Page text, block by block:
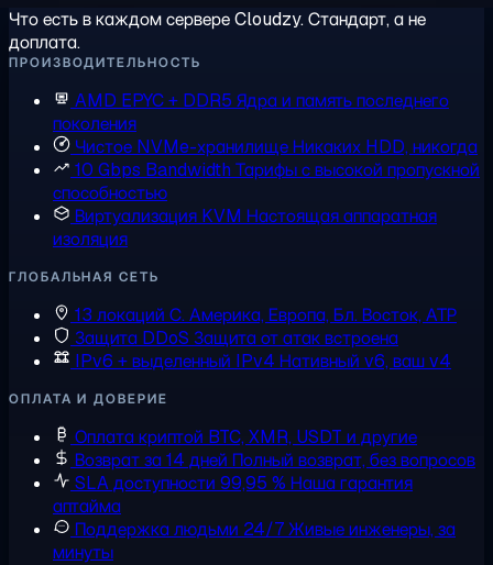
Что есть в каждом сервере Cloudzy. Стандарт, а не
доплата.
ПРОИЗВОДИТЕЛЬНОСТЬ
AMD EPYC + DDR5 Ядра и память последнего
поколения
Чистое NVMe-хранилищеНикаких HDD, никогда
10 Gbps Bandwidth Тарифы с высокой пропускной
способностью
Виртуализация KVM Настоящая аппаратная
изоляция
ГЛОБАЛЬНАЯ СЕТЬ
13 локаций С. Америка, Европа, Бл. Восток, АТР
Защита DDoS Защита от атак встроена
IPv6 + выделенный IPv4 Нативный v6, ваш v4
ОПЛАТА И ДОВЕРИЕ
Оплата криптой BTC, XMR, USDT и другие
Возврат за 14 дней Полный возврат, без вопросов
SLA доступности 99,95 % Наша гарантия
аптайма
Поддержка людьми 24/7Живые инженеры, за
минуты